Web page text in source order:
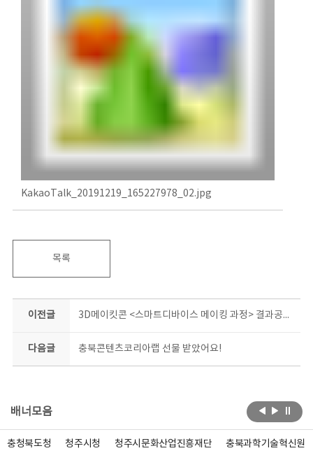
KakaoTalk_20191219_165227978_02.jpg
목록
이전글 3D메이킷콘 <스마트디바이스 메이킹 과정> 결과공유회
다음글 충북콘텐츠코리아랩 선물 받았어요!
배너모음
충청북도청 청주시청 청주시문화산업진흥재단 충북과학기술혁신원